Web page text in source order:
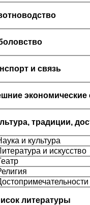
и связь
экономические
традиции,
и культура
и искусство
литературы